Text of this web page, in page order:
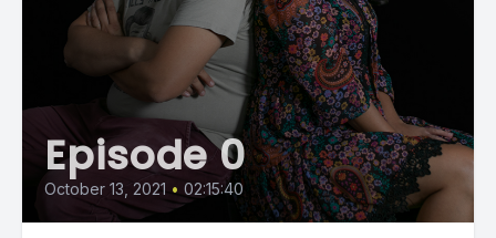
Episode 0
October 13, 2021 • 02:15:40